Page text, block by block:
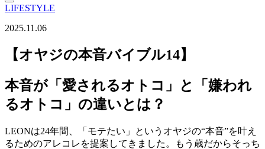
LIFESTYLE
2025.11.06
【オヤジの本音バイブル14】
本音が「愛されるオトコ」と「嫌われ
るオトコ」の違いとは？
LEONは24年間、「モテたい」というオヤジの“本音”を叶え
るためのアレコレを提案してきました。もう歳だからそっち